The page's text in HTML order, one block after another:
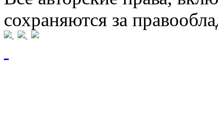
сохраняются за